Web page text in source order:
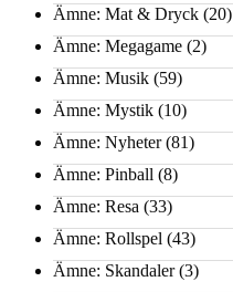
Ämne: Mat & Dryck (20)
Ämne: Megagame (2)
Ämne: Musik (59)
Ämne: Mystik (10)
Ämne: Nyheter(81)
Ämne: Pinball (8)
Ämne: Resa (33)
Ämne: Rollspel (43)
Ämne: Skandaler(3)